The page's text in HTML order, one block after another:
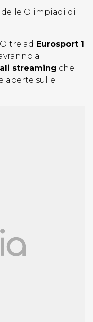
Olimpiadi di
ad Eurosport 1
a
streaming che
aperte sulle